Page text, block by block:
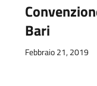
Bari
Febbraio 21, 2019